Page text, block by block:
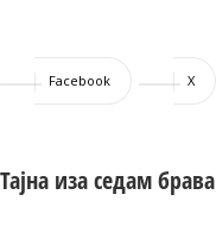
Facebook X
Тајна иза седам брава